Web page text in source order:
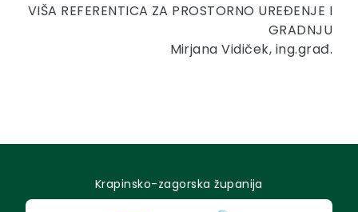
VIŠA REFERENTICA ZA PROSTORNO UREĐENJE I
GRADNJU
Mirjana Vidiček, ing.građ.
Krapinsko-zagorska županija